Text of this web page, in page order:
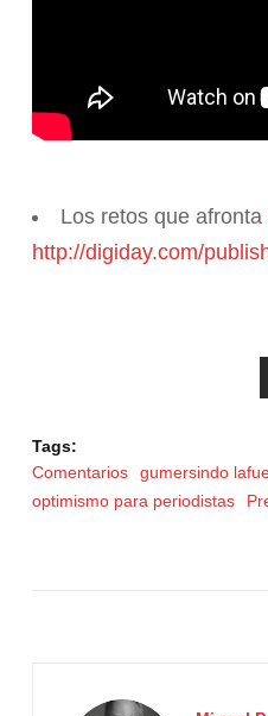
Los retos que afronta
http://digiday.com/
Tags:
Comentarios
gumersindo
optimismo para periodistas